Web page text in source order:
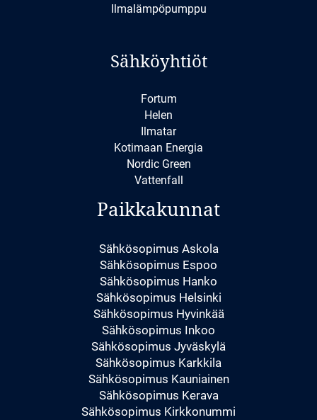
Ilmalämpöpumppu
Sähköyhtiöt
Fortum
Helen
Ilmatar
Kotimaan Energia
Nordic Green
Vattenfall
Paikkakunnat
Sähkösopimus Askola
Sähkösopimus Espoo
Sähkösopimus Hanko
Sähkösopimus Helsinki
Sähkösopimus Hyvinkää
Sähkösopimus Inkoo
Sähkösopimus Jyväskylä
Sähkösopimus Karkkila
Sähkösopimus Kauniainen
Sähkösopimus Kerava
Sähkösopimus Kirkkonummi